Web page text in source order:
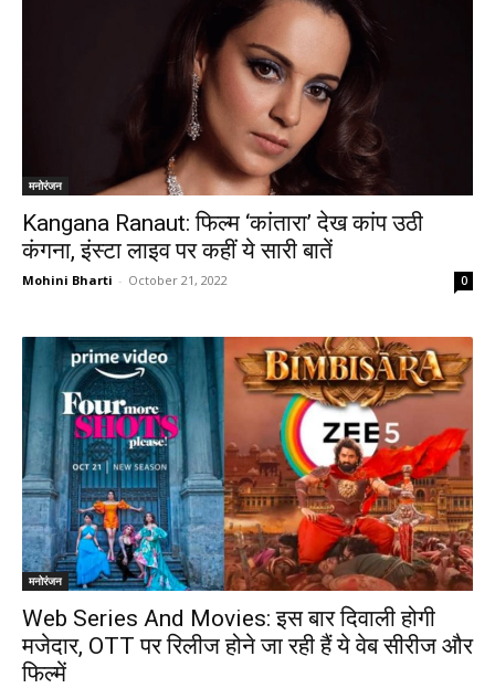
मनोरंजन
Kangana Ranaut: फिल्म ‘कांतारा’ देख कांप उठी
कंगना, इंस्टा लाइव पर कहीं ये सारी बातें
Mohini Bharti - October 21, 2022 0
मनोरंजन
Web Series And Movies: इस बार दिवाली होगी
मजेदार, OTT पर रिलीज होने जा रही हैं ये वेब सीरीज और
फिल्में